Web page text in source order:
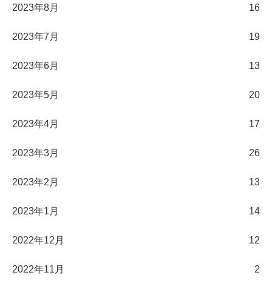
2023年8月 16
2023年7月 19
2023年6月 13
2023年5月 20
2023年4月 17
2023年3月 26
2023年2月 13
2023年1月 14
2022年12月 12
2022年11月 2